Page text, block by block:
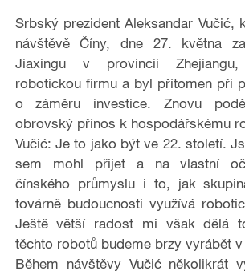
l
a
y
V
i
d
e
Srbský prezident Aleksandar Vučić,
návštěvě Číny, dne 27. května
Jiaxingu v provincii
robotickou firmu a byl přítomen při
o záměru investice. Znovu
obrovský přínos k hospodářskému
Vučić: Je to jako být ve 22. století.
sem mohl přijet a na vlastní
čínského průmyslu i to, jak
továrně budoucnosti využívá
Ještě větší radost mi však dělá
těchto robotů budeme brzy vyrábět
Během návštěvy Vučić několikrát